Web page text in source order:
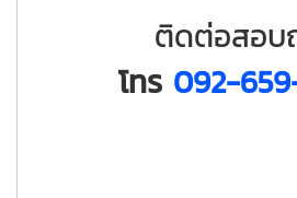
ติดต่อสอบ
โทร 092-